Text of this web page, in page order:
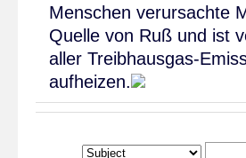
Menschen verursachte
Quelle von Ruß und ist
aller Treibhausgas-
aufheizen.